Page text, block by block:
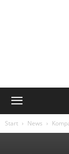
Start News